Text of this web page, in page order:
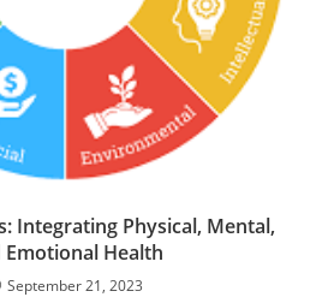
Integrating Physical, Mental,
Emotional Health
September 21, 2023